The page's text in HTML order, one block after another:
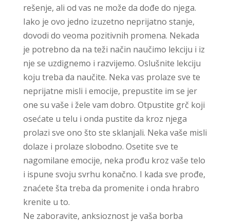
rešenje, ali od vas ne može da dođe do njega.
Iako je ovo jedno izuzetno neprijatno stanje,
dovodi do veoma pozitivnih promena. Nekada
je potrebno da na teži način naučimo lekciju i iz
nje se uzdignemo i razvijemo. Oslušnite lekciju
koju treba da naučite. Neka vas prolaze sve te
neprijatne misli i emocije, prepustite im se jer
one su vaše i žele vam dobro. Otpustite grč koji
osećate u telu i onda pustite da kroz njega
prolazi sve ono što ste sklanjali. Neka vaše misli
dolaze i prolaze slobodno. Osetite sve te
nagomilane emocije, neka prođu kroz vaše telo
i ispune svoju svrhu konačno. I kada sve prođe,
znaćete šta treba da promenite i onda hrabro
krenite u to.
Ne zaboravite, anksioznost je vaša borba